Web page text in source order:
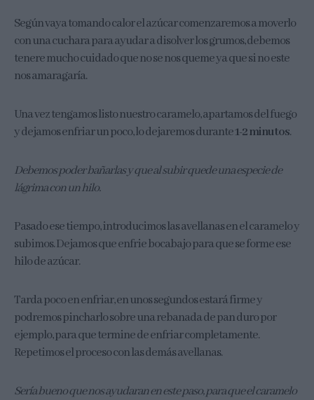
Según vaya tomando calor el azúcar comenzaremos a moverlo
con una cuchara para ayudar a disolver los grumos, debemos
tenere mucho cuidado que no se nos queme ya que si no este
nos amaragaría.
Una vez tengamos listo nuestro caramelo, apartamos del fuego
y dejamos enfriar un poco, lo dejaremos durante1-2 minutos.
Debemos poder bañarlas y que al subir quede una especie de
lágrima con un hilo.
Pasado ese tiempo, introducimos las avellanas en el caramelo y
subimos. Dejamos que enfrie bocabajo para que se forme ese
hilo de azúcar.
Tarda poco en enfriar, en unos segundos estará firme y
podremos pincharlo sobre una rebanada de pan duro por
ejemplo, para que termine de enfriar completamente.
Repetimos el proceso con las demás avellanas.
Sería bueno que nos ayudaran en este paso, para que el caramelo